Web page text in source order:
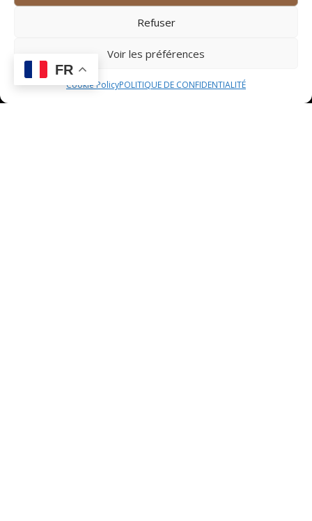
Refuser
Voir les préférences
Cookie PolicyPOLITIQUE DE CONFIDENTIALITÉ
la région, offrant ainsi aux visiteurs l’opportunité de
découvrir des saveurs authentiques.
Les pâtisseries renommées
En parcourant les rues de Lunel, il est possible de
FR